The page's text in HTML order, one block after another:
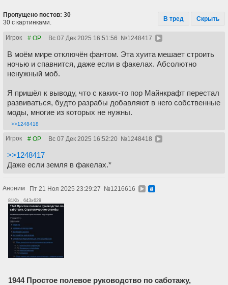
Пропущено постов: 30
30 с картинками.
В тред Скрыть
Игрок # OP Вс 07 Дек 2025 16:51:56 №1248417
В моём мире отключён фантом. Эта хуита мешает строить
ночью и спавнится, даже если в факелах. Абсолютно
ненужный моб.
Я пришёл к выводу, что с каких-то пор Майнкрафт перестал
развиваться, будто разрабы добавляют в него собственные
моды, многие из которых не нужны.
>>1248418
Игрок # OP Вс 07 Дек 2025 16:52:20 №1248418
>>1248417
Даже если земля в факелах.*
Аноним Пт 21 Ноя 2025 23:29:27 №1216616
81Kb , 643x629
1944 Простое полевое руководство по саботажу,